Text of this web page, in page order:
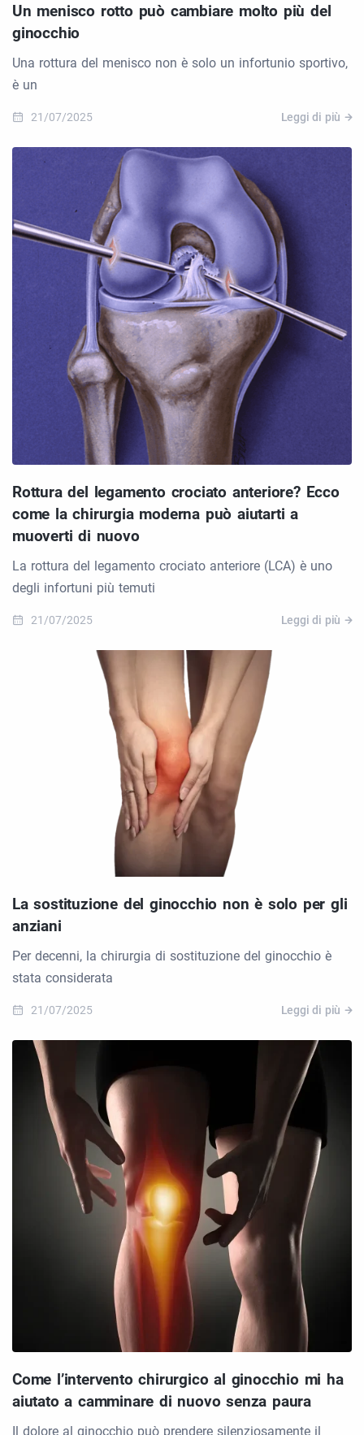
Un menisco rotto può cambiare molto più del
ginocchio
Una rottura del menisco non è solo un infortunio sportivo,
è un
21/07/2025 Leggi di più
Rottura del legamento crociato anteriore? Ecco
come la chirurgia moderna può aiutarti a
muoverti di nuovo
La rottura del legamento crociato anteriore (LCA) è uno
degli infortuni più temuti
21/07/2025 Leggi di più
La sostituzione del ginocchio non è solo per gli
anziani
Per decenni, la chirurgia di sostituzione del ginocchio è
stata considerata
21/07/2025 Leggi di più
Come l’intervento chirurgico al ginocchio mi ha
aiutato a camminare di nuovo senza paura
Il dolore al ginocchio può prendere silenziosamente il